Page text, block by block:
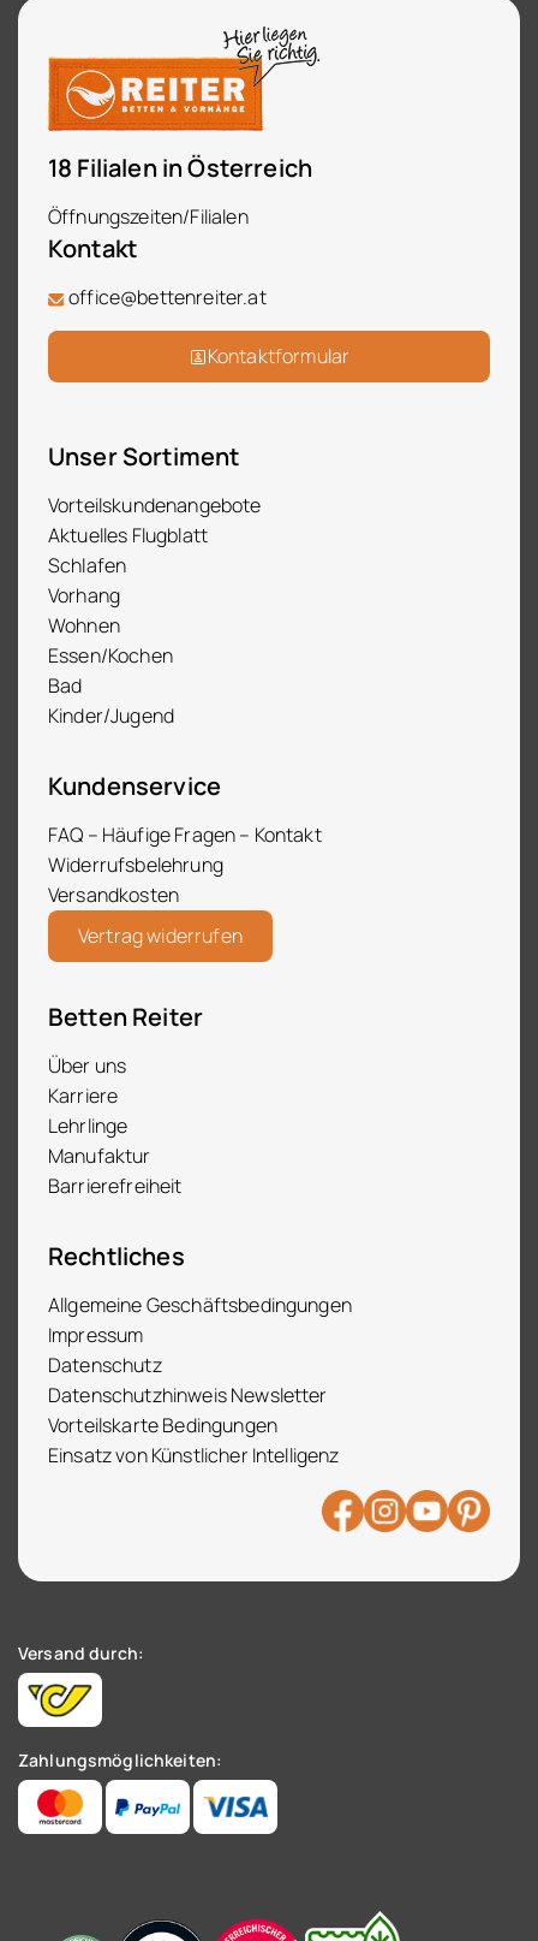
18 Filialen in Österreich
Öffnungszeiten/Filialen
Kontakt
office@bettenreiter.at
Kontaktformular
Unser Sortiment
Vorteilskundenangebote
Aktuelles Flugblatt
Schlafen
Vorhang
Wohnen
Essen/Kochen
Bad
Kinder/Jugend
Kundenservice
FAQ – Häufige Fragen – Kontakt
Widerrufsbelehrung
Versandkosten
Vertrag widerrufen
Betten Reiter
Über uns
Karriere
Lehrlinge
Manufaktur
Barrierefreiheit
Rechtliches
Allgemeine Geschäftsbedingungen
Impressum
Datenschutz
Datenschutzhinweis Newsletter
Vorteilskarte Bedingungen
Einsatz von Künstlicher Intelligenz
Versand durch:
Zahlungsmöglichkeiten: